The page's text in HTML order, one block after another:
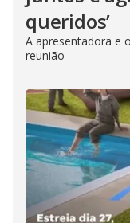
queridos’
A apresentadora e
reunião